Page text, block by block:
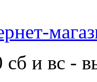
сб и вс -